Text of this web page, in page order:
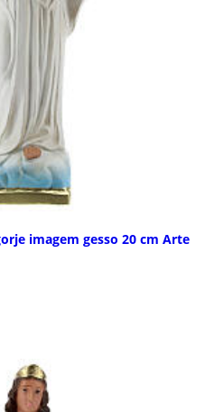
imagem gesso 20 cm Arte